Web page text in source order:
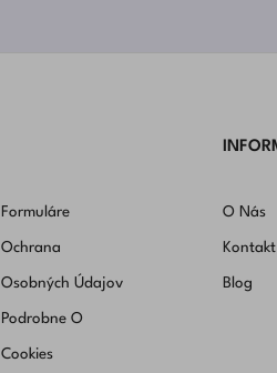
Formuláre
Ochrana
Osobných Údajov
Podrobne O
Cookies
O Nás
Kontakt
Blog